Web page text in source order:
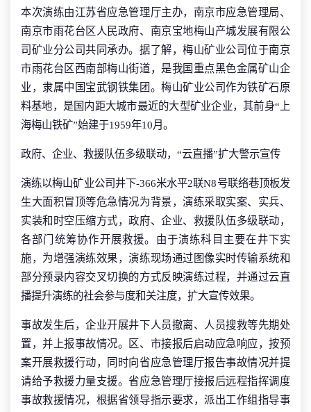
本次演练由江苏省应急管理厅主办，南京市应急管理局、
南京市雨花台区人民政府、南京宝地梅山产城发展有限公
司矿业分公司共同承办。据了解，梅山矿业公司位于南京
市雨花台区西南部梅山街道，是我国重点黑色金属矿山企
业，隶属中国宝武钢铁集团。梅山矿业公司作为铁矿石原
料基地，是国内距大城市最近的大型矿业企业，其前身“上
海梅山铁矿”始建于1959年10月。
政府、企业、救援队伍多级联动，“云直播”扩大警示宣传
演练以梅山矿业公司井下-366米水平2联N8号联络巷顶板发
生大面积冒顶等危急情况为背景，演练采取实案、实兵、
实装和时空压缩方式，政府、企业、救援队伍多级联动，
各部门统筹协作开展救援。由于演练科目主要在井下实
施，为增强演练效果，演练现场通过图像实时传输系统和
部分预录内容交叉切换的方式反映演练过程，并通过云直
播提升演练的社会参与度和关注度，扩大宣传效果。
事故发生后，企业开展井下人员撤离、人员搜救等先期处
置，并上报事故情况。区、市接报后启动应急响应，按预
案开展救援行动，同时向省应急管理厅报告事故情况并提
请给予救援力量支援。省应急管理厅接报后远程指挥调度
事故救援情况，根据省领导指示要求，派出工作组指导事